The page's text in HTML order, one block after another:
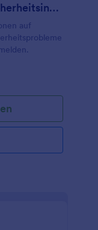
Formular Für Baustellen Sicherheitsinspektion
auf